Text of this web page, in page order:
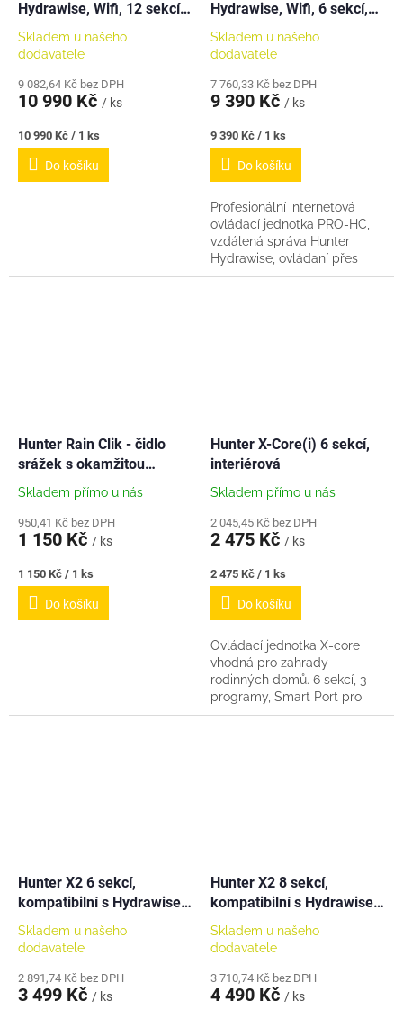
Hydrawise, Wifi, 12 sekcí,
exteriérová
Skladem u našeho
dodavatele
9 082,64 Kč bez DPH
10 990 Kč / ks
Měrná
cena:
10 990 Kč / 1 ks
Do košíku
Hydrawise, Wifi, 6 sekcí,
exteriérová
Skladem u našeho
dodavatele
7 760,33 Kč bez DPH
9 390 Kč / ks
Měrná
cena:
9 390 Kč / 1 ks
Do košíku
Profesionální internetová
ovládací jednotka PRO-HC,
vzdálená správa Hunter
Hydrawise, ovládaní přes
webové rozhraní (prohlížeč,
Hunter Rain Clik - čidlo
srážek s okamžitou
aktivací
Skladem přímo u nás
950,41 Kč bez DPH
1 150 Kč / ks
Měrná
cena:
1 150 Kč / 1 ks
Do košíku
Hunter X-Core(i) 6 sekcí,
interiérová
Skladem přímo u nás
2 045,45 Kč bez DPH
2 475 Kč / ks
Měrná
cena:
2 475 Kč / 1 ks
Do košíku
Ovládací jednotka X-core
vhodná pro zahrady
rodinných domů. 6 sekcí, 3
programy, Smart Port pro
možnost dálkového ovládání,
Hunter X2 6 sekcí,
kompatibilní s Hydrawise,
exteriérová
Skladem u našeho
dodavatele
2 891,74 Kč bez DPH
3 499 Kč / ks
Hunter X2 8 sekcí,
kompatibilní s Hydrawise,
exteriérová
Skladem u našeho
dodavatele
3 710,74 Kč bez DPH
4 490 Kč / ks